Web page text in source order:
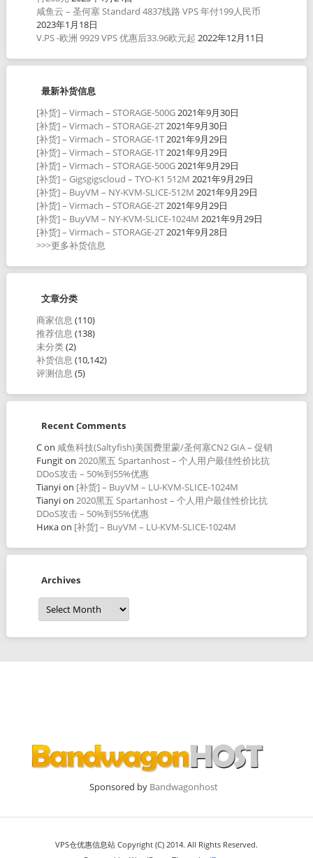
咸鱼云 – 圣何塞 Standard 4837线路 VPS 年付199人民币
2023年1月18日
V.PS -欧洲 9929 VPS 优惠后33.96欧元起 2022年12月11日
最新补货信息
[补货] – Virmach – STORAGE-500G2021年9月30日
[补货] – Virmach – STORAGE-2T2021年9月30日
[补货] – Virmach – STORAGE-1T2021年9月29日
[补货] – Virmach – STORAGE-1T2021年9月29日
[补货] – Virmach – STORAGE-500G2021年9月29日
[补货] – Gigsgigscloud – TYO-K1 512M 2021年9月29日
[补货] – BuyVM – NY-KVM-SLICE-512M 2021年9月29日
[补货] – Virmach – STORAGE-2T2021年9月29日
[补货] – BuyVM – NY-KVM-SLICE-1024M 2021年9月29日
[补货] – Virmach – STORAGE-2T2021年9月28日
>>>更多补货信息
文章分类
商家信息 (110)
推荐信息 (138)
未分类(2)
补货信息 (10,142)
评测信息 (5)
Recent Comments
Con 咸鱼科技(Saltyfish)美国费里蒙/圣何塞CN2 GIA – 促销
Fungiton 2020黑五 Spartanhost – 个人用户最佳性价比抗
DDoS攻击 – 50%到55%优惠
Tianyion [补货] – BuyVM – LU-KVM-SLICE-1024M
Tianyion 2020黑五 Spartanhost – 个人用户最佳性价比抗
DDoS攻击 – 50%到55%优惠
Никаon [补货] – BuyVM – LU-KVM-SLICE-1024M
Archives
Archives
Sponsored by Bandwagonhost
VPS仓优惠信息站 Copyright (C) 2014. All Rights Reserved.